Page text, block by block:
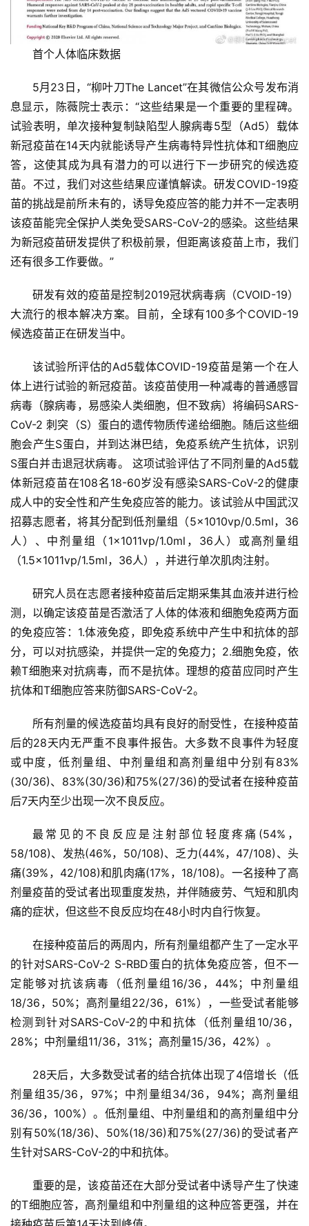
首
页
学
新
首个人体临床数据
5月23日，“柳叶刀The Lancet”在其微信公众号发布消
息显示，陈薇院士表示：“这些结果是一个重要的里程碑。
试验表明，单次接种复制缺陷型人腺病毒5型（Ad5）载体
新冠疫苗在14天内就能诱导产生病毒特异性抗体和T细胞应
答，这使其成为具有潜力的可以进行下一步研究的候选疫
苗。不过，我们对这些结果应谨慎解读。研发COVID-19疫
苗的挑战是前所未有的，诱导免疫应答的能力并不一定表明
该疫苗能完全保护人类免受SARS-CoV-2的感染。这些结果
为新冠疫苗研发提供了积极前景，但距离该疫苗上市，我们
还有很多工作要做。”
研发有效的疫苗是控制2019冠状病毒病（CVOID-19）
大流行的根本解决方案。目前，全球有100多个COVID-19
候选疫苗正在研发当中。
该试验所评估的Ad5载体COVID-19疫苗是第一个在人
体上进行试验的新冠疫苗。该疫苗使用一种减毒的普通感冒
病毒（腺病毒，易感染人类细胞，但不致病）将编码SARS-
CoV-2 刺突（S）蛋白的遗传物质传递给细胞。随后这些细
胞会产生S蛋白，并到达淋巴结，免疫系统产生抗体，识别
S蛋白并击退冠状病毒。 这项试验评估了不同剂量的Ad5载
体新冠疫苗在108名18-60岁没有感染SARS-CoV-2的健康
成人中的安全性和产生免疫应答的能力。该试验从中国武汉
招募志愿者，将其分配到低剂量组（5×1010vp/0.5ml，36
人）、中剂量组（1×1011vp/1.0ml，36人）或高剂量组
（1.5×1011vp/1.5ml，36人），并进行单次肌肉注射。
研究人员在志愿者接种疫苗后定期采集其血液并进行检
测，以确定该疫苗是否激活了人体的体液和细胞免疫两方面
的免疫应答：1.体液免疫，即免疫系统中产生中和抗体的部
分，可以对抗感染，并提供一定的免疫力；2.细胞免疫，依
赖T细胞来对抗病毒，而不是抗体。理想的疫苗应同时产生
抗体和T细胞应答来防御SARS-CoV-2。
所有剂量的候选疫苗均具有良好的耐受性，在接种疫苗
后的28天内无严重不良事件报告。大多数不良事件为轻度
或中度，低剂量组、中剂量组和高剂量组中分别有83%
(30/36)、83%(30/36)和75%(27/36)的受试者在接种疫苗
后7天内至少出现一次不良反应。
最常见的不良反应是注射部位轻度疼痛(54%，
58/108)、发热(46%，50/108)、乏力(44%，47/108)、头
痛(39%，42/108)和肌肉痛(17%，18/108)。一名接种了高
剂量疫苗的受试者出现重度发热，并伴随疲劳、气短和肌肉
痛的症状，但这些不良反应均在48小时内自行恢复。
在接种疫苗后的两周内，所有剂量组都产生了一定水平
的针对SARS-CoV-2 S-RBD蛋白的抗体免疫应答，但不一
定能够对抗该病毒（低剂量组16/36，44%；中剂量组
18/36，50%；高剂量组22/36，61%），一些受试者能够
检测到针对SARS-CoV-2的中和抗体（低剂量组10/36，
28%；中剂量组11/36，31%；高剂量15/36，42%）。
28天后，大多数受试者的结合抗体出现了4倍增长（低
剂量组35/36，97%；中剂量组34/36，94%；高剂量组
36/36，100%）。低剂量组、中剂量组和的高剂量组中分
别有50%(18/36)、50%(18/36)和75%(27/36)的受试者产
生针对SARS-CoV-2的中和抗体。
重要的是，该疫苗还在大部分受试者中诱导产生了快速
的T细胞应答，高剂量组和中剂量组的这种应答更强，并在